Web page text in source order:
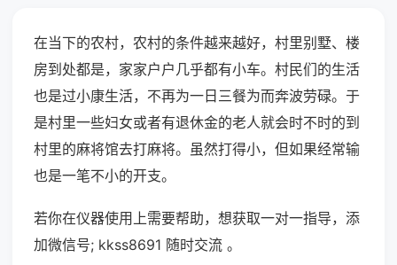
在当下的农村，农村的条件越来越好，村里别墅、楼
房到处都是，家家户户几乎都有小车。村民们的生活
也是过小康生活，不再为一日三餐为而奔波劳碌。于
是村里一些妇女或者有退休金的老人就会时不时的到
村里的麻将馆去打麻将。虽然打得小，但如果经常输
也是一笔不小的开支。
若你在仪器使用上需要帮助，想获取一对一指导，添
加微信号; kkss8691 随时交流 。